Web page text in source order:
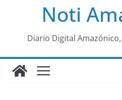
al
Noti
Diario Digital